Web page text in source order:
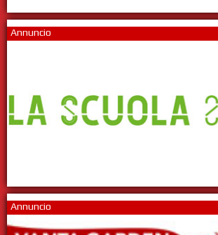
Annuncio
Annuncio